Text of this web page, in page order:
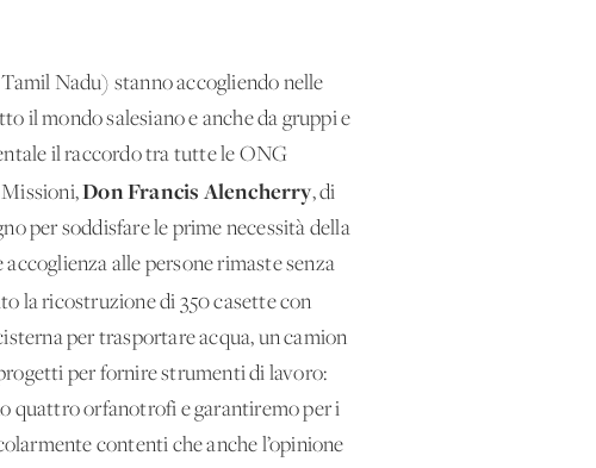
Nadu) stanno accogliendo nelle
il mondo salesiano e anche da gruppi e
il raccordo tra tutte le ONG
Missioni,Don Francis Alencherry, di
per soddisfare le prime necessità della
alle persone rimaste senza
la ricostruzione di 350 casette con
per trasportare acqua, un camion
per fornire strumenti di lavoro:
quattro orfanotrofi e garantiremo per i
contenti che anche l’opinione